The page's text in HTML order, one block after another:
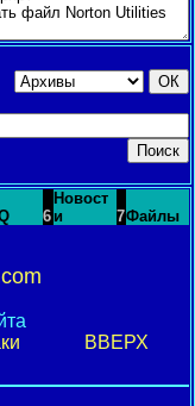
6
Новост
и
7Файлы
ВВЕРХ